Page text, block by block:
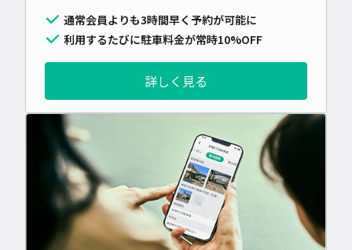
通常会員よりも3時間早く予約が可能に
利用するたびに駐車料金が常時10%OFF
詳しく見る